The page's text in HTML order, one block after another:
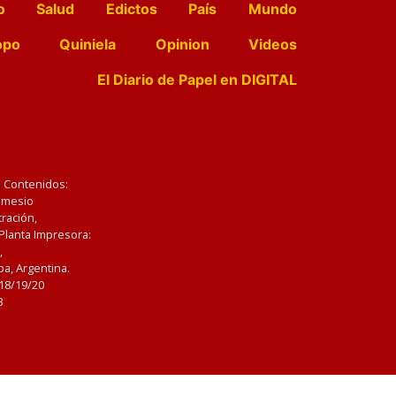
Salud Edictos País
Mundo
Quiniela Opinion
Videos
El Diario de Papel en DIGITAL
Impresora:
Argentina.
19/20